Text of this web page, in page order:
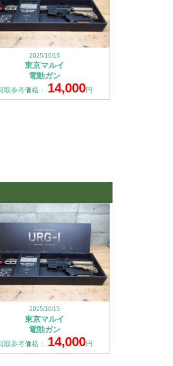
2025/10/15
東京マルイ
電動ガン
取参考価格： 14,000円
2025/10/15
東京マルイ
電動ガン
取参考価格： 14,000円